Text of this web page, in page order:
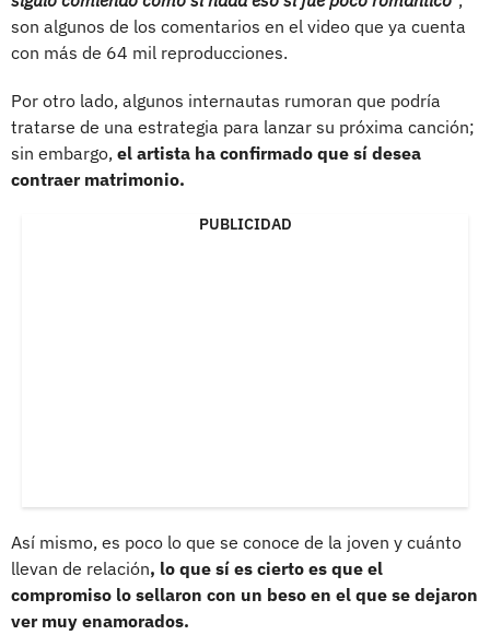
son algunos de los comentarios en el video que ya cuenta
con más de 64 mil reproducciones.
Por otro lado, algunos internautas rumoran que podría
tratarse de una estrategia para lanzar su próxima canción;
sin embargo, el artista ha confirmado que sí desea
contraer matrimonio.
PUBLICIDAD
Así mismo, es poco lo que se conoce de la joven y cuánto
llevan de relación, lo que sí es cierto es que el
compromiso lo sellaron con un beso en el que se dejaron
ver muy enamorados.